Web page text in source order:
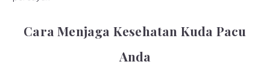
Cara Menjaga Kesehatan Kuda Pacu
Anda